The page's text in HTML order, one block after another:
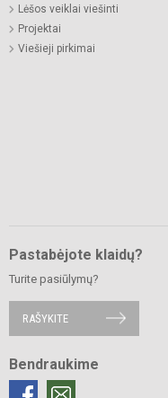
Lėšos veiklai viešinti
Projektai
Viešieji pirkimai
Pastabėjote klaidų?
Turite pasiūlymų?
RAŠYKITE
Bendraukime